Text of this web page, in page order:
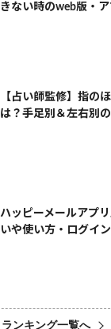
きない時のweb版・
【占い師監修】指の
は？手足別＆左右別
ハッピーメールアプ
いや使い方・ログイ
ランキング一覧へ